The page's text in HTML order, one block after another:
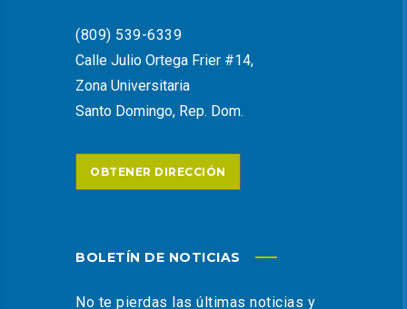
(809) 539-6339
Calle Julio Ortega Frier #14,
Zona Universitaria
Santo Domingo, Rep. Dom.
OBTENER DIRECCIÓN
BOLETÍN DE NOTICIAS
No te pierdas las últimas noticias y